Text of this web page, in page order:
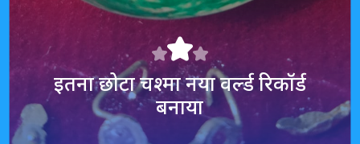
इतना छोटा चश्मा नया वर्ल्ड रिकॉर्ड
बनाया